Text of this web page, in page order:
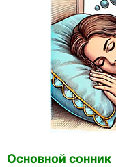
Основной сонник